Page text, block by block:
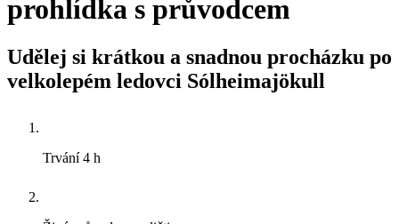
prohlídka s průvodcem
Udělej si krátkou a snadnou procházku po
velkolepém ledovci Sólheimajökull
Trvání4 h